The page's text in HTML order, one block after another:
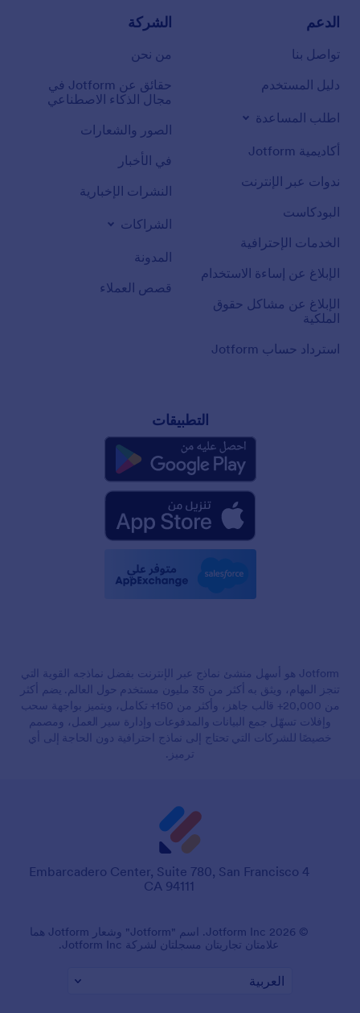
الدعم
تواصل بنا
دليل المستخدم
اطلب المساعدة
أكاديمية Jotform
ندوات عبر الإنترنت
البودكاست
الخدمات الإحترافية
الإبلاغ عن إساءة الاستخدام
الإبلاغ عن مشاكل حقوق
الملكية
استرداد حساب Jotform
الشركة
من نحن
حقائق عن Jotform في
مجال الذكاء الاصطناعي
الصور والشعارات
في الأخبار
النشرات الإخبارية
الشراكات
المدونة
قصص العملاء
التطبيقات
Jotform هو أسهل منشئ نماذج عبر الإنترنت بفضل نماذجه القوية التي
تنجز المهام، ويثق به أكثر من 35 مليون مستخدم حول العالم. يضم أكثر
من 20,000+ قالب جاهز، وأكثر من 150+ تكامل، ويتميز بواجهة سحب
وإفلات تسهّل جمع البيانات والمدفوعات وإدارة سير العمل، ومصمم
خصيصًا للشركات التي تحتاج إلى نماذج احترافية دون الحاجة إلى أي
ترميز.
4 Embarcadero Center, Suite 780, San Francisco
CA 94111
© 2026 Jotform Inc. اسم "Jotform" وشعار Jotform هما
علامتان تجاريتان مسجلتان لشركة Jotform Inc.